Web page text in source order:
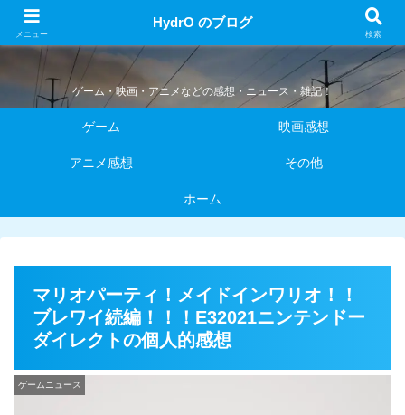
HydrO のブログ
ゲーム・映画・アニメなどの感想・ニュース・雑記！
ゲーム 映画感想
アニメ感想 その他
ホーム
マリオパーティ！メイドインワリオ！！
ブレワイ続編！！！E32021ニンテンドー
ダイレクトの個人的感想
ゲームニュース
メニュー
HydrO のブログ
検索